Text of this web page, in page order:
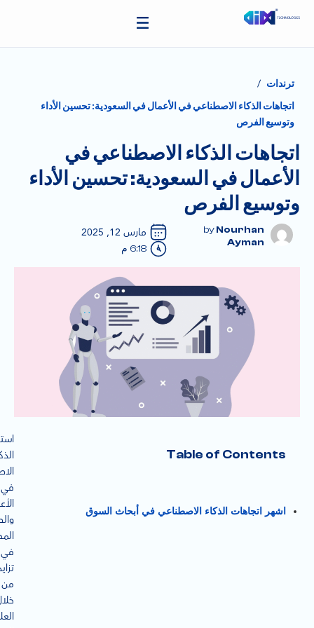
ترندات /
اتجاهات الذكاء الاصطناعي في الأعمال في السعودية: تحسين الأداء
وتوسيع الفرص
اتجاهات الذكاء الاصطناعي في
الأعمال في السعودية: تحسين الأداء
وتوسيع الفرص
Nourhan
Ayman
مارس 12, 2025
6:18 م
Table of Contents
اشهر اتجاهات الذكاء الاصطناعي في أبحاث السوق
في
في
من